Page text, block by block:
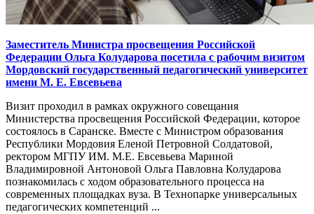
Заместитель Министра просвещения Российской
Федерации Ольга Колударова посетила с рабочим визитом
Мордовский государственный педагогический университет
имени М. Е. Евсевьева
Визит проходил в рамках окружного совещания
Министерства просвещения Российской Федерации, которое
состоялось в Саранске. Вместе с Министром образования
Республики Мордовия Еленой Петровной Солдатовой,
ректором МГПУ ИМ. М.Е. Евсевьева Мариной
Владимировной Антоновой Ольга Павловна Колударова
познакомилась с ходом образовательного процесса на
современных площадках вуза. В Технопарке универсальных
педагогических компетенций ...